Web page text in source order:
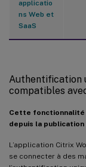
applicatio
ns Web et
SaaS
Authentification
compatibles
Cette fonctionnalité
depuis la publication
L’application Citrix
se connecter à des